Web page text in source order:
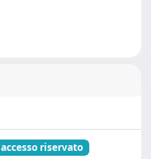
accesso riservato